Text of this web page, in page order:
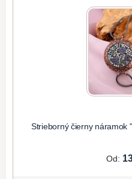
Strieborný čierny náramok
Od: